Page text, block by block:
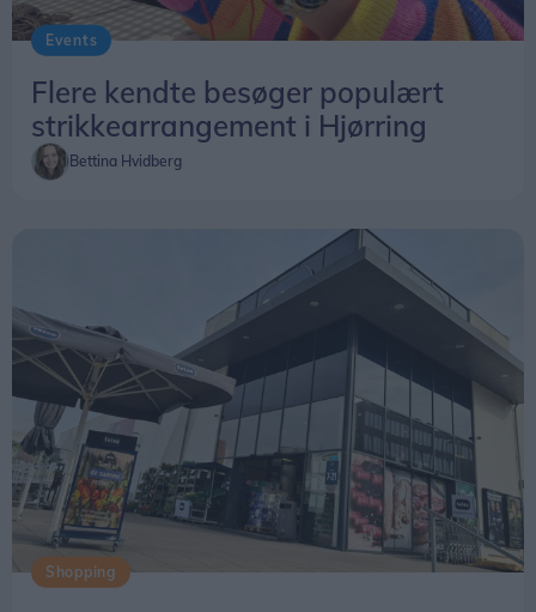
Events
Flere kendte besøger populært
strikkearrangement i Hjørring
Bettina Hvidberg
Shopping